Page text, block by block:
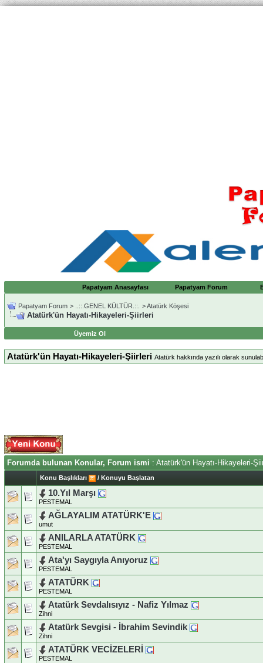
Papatyam Anasayfası Papatyam Forum
Papatyam Forum > ..::.GENEL KÜLTÜR.::. >Atatürk Köşesi
Atatürk'ün Hayatı-Hikayeleri-Şiirleri
Üyemiz Ol
Atatürk'ün Hayatı-Hikayeleri-Şiirleri Atatürk hakkında yazılı olarak
Forumda bulunan Konular, Forum ismi : Atatürk'ün Hayatı-Hikayeleri-
Konu Başlıkları / Konuyu Başlatan
10.Yıl Marşı
PESTEMAL
AĞLAYALIM ATATÜRK'E
umut
ANILARLA ATATÜRK
PESTEMAL
Ata'yı Saygıyla Anıyoruz
PESTEMAL
ATATÜRK
PESTEMAL
Atatürk Sevdalısıyız - Nafiz Yılmaz
Zihni
Atatürk Sevgisi - İbrahim Sevindik
Zihni
ATATÜRK VECİZELERİ
PESTEMAL